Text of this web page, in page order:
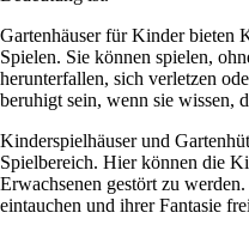
Gartenhäuser für Kinder bieten
Spielen. Sie können spielen,
herunterfallen, sich verletzen
beruhigt sein, wenn sie wissen,
Kinderspielhäuser und
Spielbereich. Hier können die
Erwachsenen gestört zu
eintauchen und ihrer Fantasie